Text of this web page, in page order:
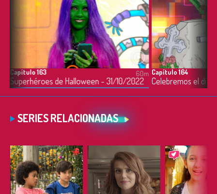
Capítulo 163
Superhéroes de Halloween - 31/10/2022
60m Capítulo 164
SERIES RELACIONADAS